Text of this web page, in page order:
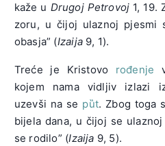
kaže u Drugoj Petrovoj 1, 19.
zoru, u čijoj ulaznoj pjesmi
obasja” (Izaija9, 1).
Treće je Kristovo rođenje
kojem nama vidljiv izlazi
uzevši na se pȕt. Zbog toga
bijela dana, u čijoj se
se rodilo” (Izaija 9, 5).